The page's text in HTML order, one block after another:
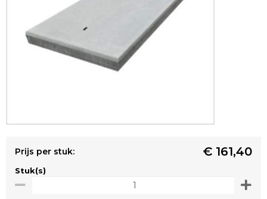
Prijs per stuk: € 161,40
Stuk(s)